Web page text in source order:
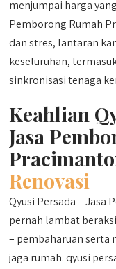
menjumpai harga
Pemborong Rumah
dan stres, lantaran
keseluruhan,
sinkronisasi tenaga
Keahlian
Jasa
Renovasi
Qyusi Persada –
pernah lambat
– pembaharuan serta
jaga rumah. qyusi